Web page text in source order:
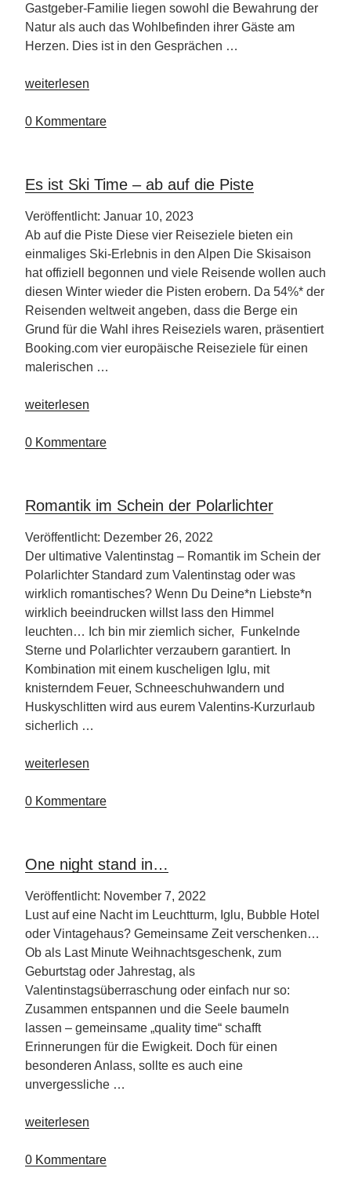
Gastgeber-Familie liegen sowohl die Bewahrung der
Natur als auch das Wohlbefinden ihrer Gäste am
Herzen. Dies ist in den Gesprächen …
„Bio
Eggensberger“
weiterlesen
0 Kommentare
Es ist Ski Time – ab auf die Piste
Veröffentlicht: Januar 10, 2023
Ab auf die Piste Diese vier Reiseziele bieten ein
einmaliges Ski-Erlebnis in den Alpen Die Skisaison
hat offiziell begonnen und viele Reisende wollen auch
diesen Winter wieder die Pisten erobern. Da 54%* der
Reisenden weltweit angeben, dass die Berge ein
Grund für die Wahl ihres Reiseziels waren, präsentiert
Booking.com vier europäische Reiseziele für einen
malerischen …
„Es
Ski
ab
auf
die
Piste“
weiterlesen
0 Kommentare
Romantik im Schein der Polarlichter
Veröffentlicht: Dezember 26, 2022
Der ultimative Valentinstag – Romantik im Schein der
Polarlichter Standard zum Valentinstag oder was
wirklich romantisches? Wenn Du Deine*n Liebste*n
wirklich beeindrucken willst lass den Himmel
leuchten… Ich bin mir ziemlich sicher, Funkelnde
Sterne und Polarlichter verzaubern garantiert. In
Kombination mit einem kuscheligen Iglu, mit
knisterndem Feuer, Schneeschuhwandern und
Huskyschlitten wird aus eurem Valentins-Kurzurlaub
sicherlich …
„Romantik
Schein
weiterlesen
0 Kommentare
One night stand in…
Veröffentlicht: November 7, 2022
Lust auf eine Nacht im Leuchtturm, Iglu, Bubble Hotel
oder Vintagehaus? Gemeinsame Zeit verschenken…
Ob als Last Minute Weihnachtsgeschenk, zum
Geburtstag oder Jahrestag, als
Valentinstagsüberraschung oder einfach nur so:
Zusammen entspannen und die Seele baumeln
lassen – gemeinsame „quality time“ schafft
Erinnerungen für die Ewigkeit. Doch für einen
besonderen Anlass, sollte es auch eine
unvergessliche …
„One
stand
weiterlesen
0 Kommentare